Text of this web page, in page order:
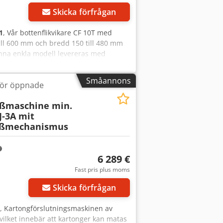
tas ur för att byta tejprullar. Detta
lock (t.ex. vid automatiska
Skicka förfrågan
, Vår bottenflikvikare CF 10T med
600 mm och bredd 150 till 480 mm
enkla modell levereras med
drift. Tekniska data: Mått: 1400 x
Hp Hsfx Afujrf Tryckluft: 6 kgf/m3
mm Bredd: 150–480 mm
På begäran är det även möjligt
Småannons
öppnade
min.
3A mit
6 289 €
Fast pris plus moms
Skicka förfrågan
, Kartongförslutningsmaskinen av
innebär att kartonger kan matas